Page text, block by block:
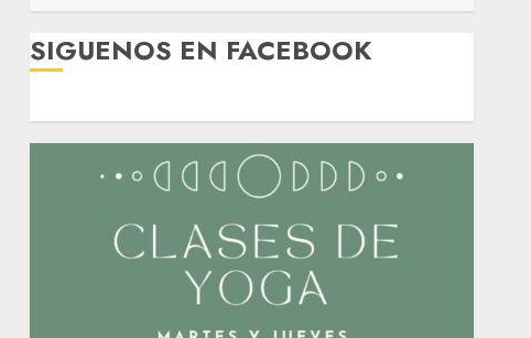
SIGUENOS EN FACEBOOK